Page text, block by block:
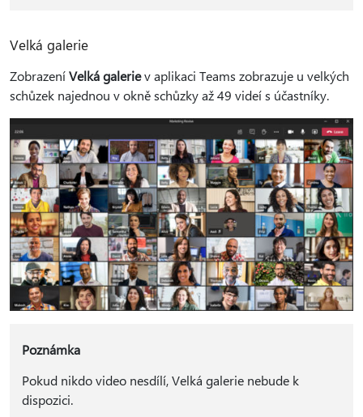
Velká galerie
ZobrazeníVelká galeriev aplikaci Teams zobrazuje u velkých
schůzek najednou v okně schůzky až 49 videí s účastníky.
Poznámka
Pokud nikdo video nesdílí, Velká galerie nebude k
dispozici.